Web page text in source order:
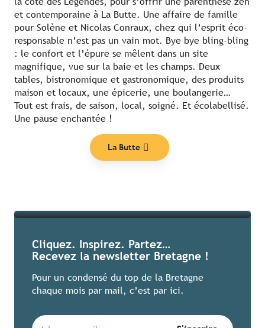
et contemporaine à La Butte. Une affaire de famille
pour Solène et Nicolas Conraux, chez qui l’esprit éco-
responsable n’est pas un vain mot. Bye bye bling-bling
: le confort et l’épure se mêlent dans un site
magnifique, vue sur la baie et les champs. Deux
tables, bistronomique et gastronomique, des produits
maison et locaux, une épicerie, une boulangerie…
Tout est frais, de saison, local, soigné. Et écolabellisé.
Une pause enchantée !
La Butte
Nos coups de cœur
Cliquez. Inspirez. Partez…
Recevez la newsletter Bretagne !
Pour un condensé du top de la Bretagne
chaque mois par mail, c’est par ici.